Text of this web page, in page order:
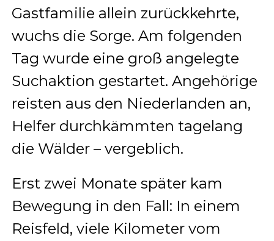
Gastfamilie allein zurückkehrte,
wuchs die Sorge. Am folgenden
Tag wurde eine groß angelegte
Suchaktion gestartet. Angehörige
reisten aus den Niederlanden an,
Helfer durchkämmten tagelang
die Wälder – vergeblich.
Erst zwei Monate später kam
Bewegung in den Fall: In einem
Reisfeld, viele Kilometer vom